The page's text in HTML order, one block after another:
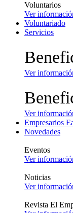
Voluntarios
Ver
Voluntariado
Servicios
Ver
Ver
Empresarios
Novedades
Eventos
Ver
Noticias
Ver
Revista El